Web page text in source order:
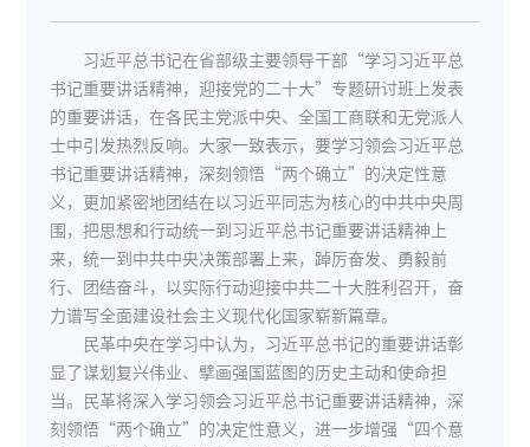
习近平总书记在省部级主要领导干部“学习习近平总
书记重要讲话精神，迎接党的二十大”专题研讨班上发表
的重要讲话，在各民主党派中央、全国工商联和无党派人
士中引发热烈反响。大家一致表示，要学习领会习近平总
书记重要讲话精神，深刻领悟“两个确立”的决定性意
义，更加紧密地团结在以习近平同志为核心的中共中央周
围，把思想和行动统一到习近平总书记重要讲话精神上
来，统一到中共中央决策部署上来，踔厉奋发、勇毅前
行、团结奋斗，以实际行动迎接中共二十大胜利召开，奋
力谱写全面建设社会主义现代化国家崭新篇章。
民革中央在学习中认为，习近平总书记的重要讲话彰
显了谋划复兴伟业、擘画强国蓝图的历史主动和使命担
当。民革将深入学习领会习近平总书记重要讲话精神，深
刻领悟“两个确立”的决定性意义，进一步增强“四个意